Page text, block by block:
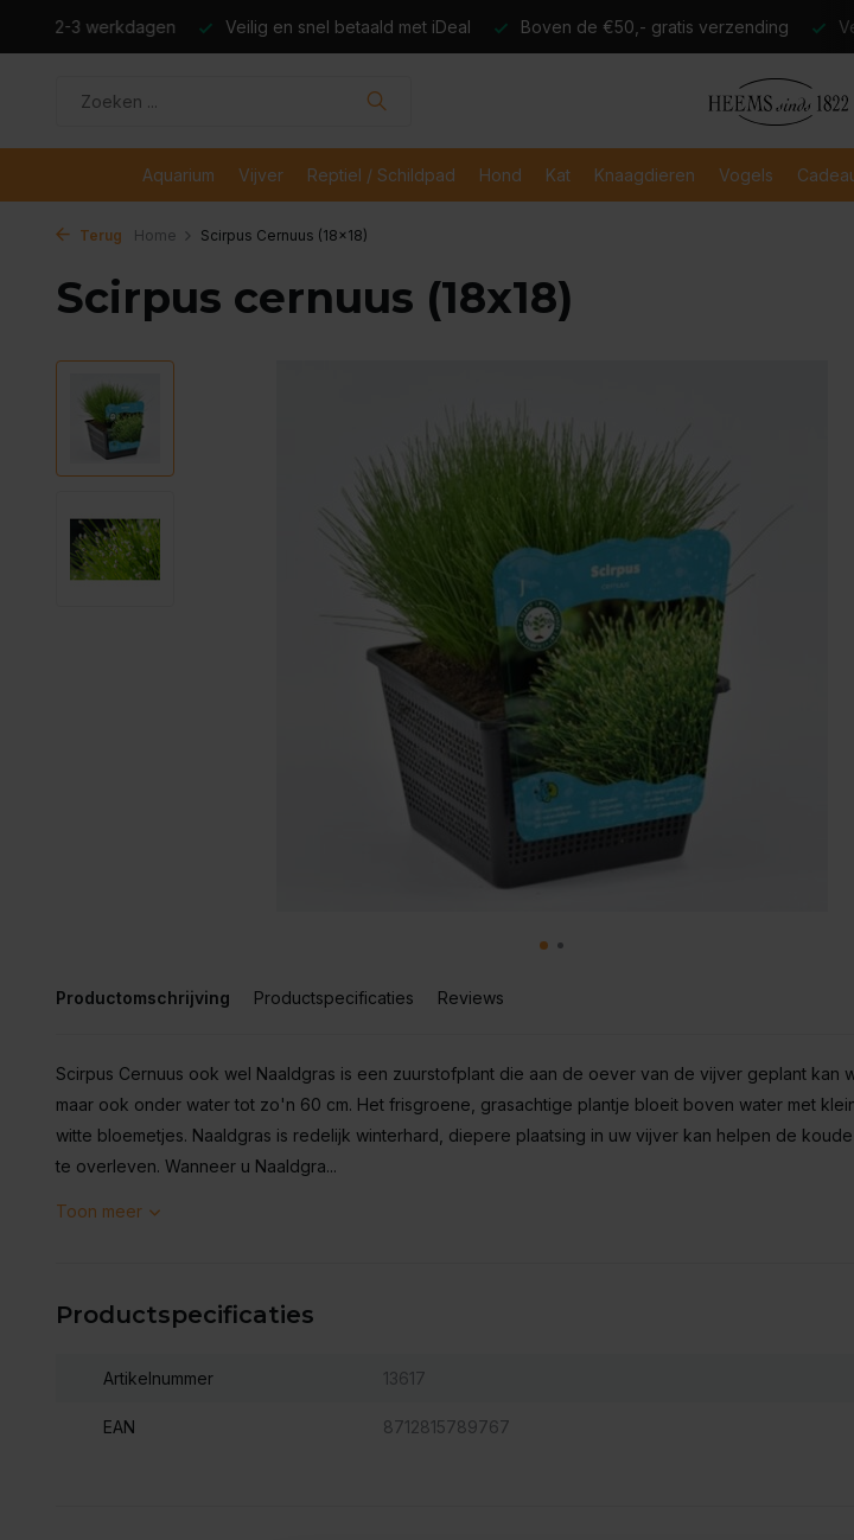
Veilig en snel betaald met iDeal Boven de €50,- gratis verzending Verzending binnen
Aquarium Vijver Reptiel / Schildpad Hond Kat Knaagdieren Vogels
Terug Home Scirpus Cernuus (18x18)
Scirpus cernuus (18x18)
Productomschrijving Productspecificaties Reviews
Scirpus Cernuus ook wel Naaldgras is een zuurstofplant die aan de oever van de vijver geplant kan
maar ook onder water tot zo'n 60 cm. Het frisgroene, grasachtige plantje bloeit boven water met
witte bloemetjes. Naaldgras is redelijk winterhard, diepere plaatsing in uw vijver kan helpen de
te overleven. Wanneer u Naaldgra...
Toon meer
Productspecificaties
Artikelnummer 13617
EAN 8712815789767